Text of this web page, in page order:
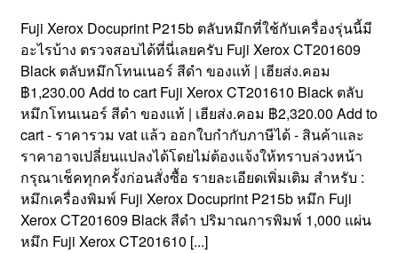
Fuji Xerox Docuprint P215b ตลับหมึกที่ใช้กับเครื่องรุ่นนี้มี
อะไรบ้าง ตรวจสอบได้ที่นี่เลยครับ Fuji Xerox CT201609
Black ตลับหมึกโทนเนอร์ สีดำ ของแท้ | เฮียส่ง.คอม
฿1,230.00 Add to cart Fuji Xerox CT201610 Black ตลับ
หมึกโทนเนอร์ สีดำ ของแท้ | เฮียส่ง.คอม ฿2,320.00 Add to
cart - ราคารวม vat แล้ว ออกใบกำกับภาษีได้ - สินค้าและ
ราคาอาจเปลี่ยนแปลงได้โดยไม่ต้องแจ้งให้ทราบล่วงหน้า
กรุณาเช็คทุกครั้งก่อนสั่งซื้อ รายละเอียดเพิ่มเติม สำหรับ :
หมึกเครื่องพิมพ์ Fuji Xerox Docuprint P215b หมึก Fuji
Xerox CT201609 Black สีดำ ปริมาณการพิมพ์ 1,000 แผ่น
หมึก Fuji Xerox CT201610 [...]